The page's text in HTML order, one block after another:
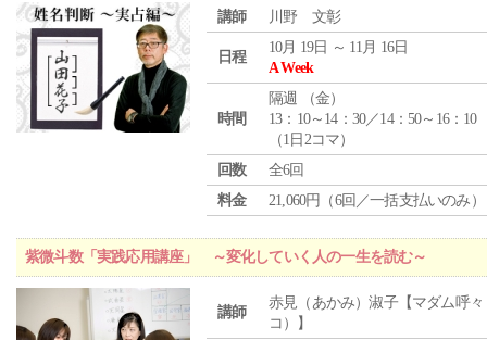
講師 川野 文彰
日程
10月 19日 ～ 11月 16日
A Week
時間
隔週 （金）
13：10～14：30／14：50～16：10
（1日2コマ）
回数
全6回
料金
21,060円（6回／一括支払いのみ）
紫微斗数「実践応用講座」 ～変化していく人の一生を読む～
講師
赤見（あかみ）淑子【マダム呼々
コ）】